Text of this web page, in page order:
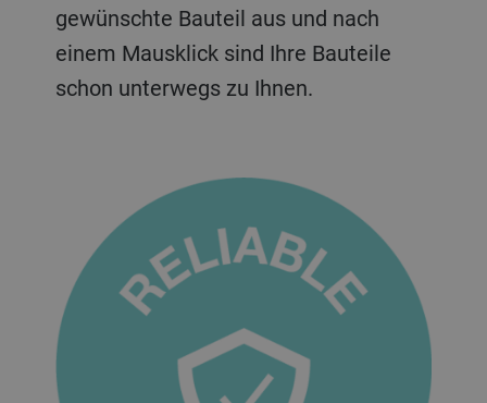
gewünschte Bauteil aus und nach
einem Mausklick sind Ihre Bauteile
schon unterwegs zu Ihnen.